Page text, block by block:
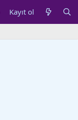
Kayıt ol